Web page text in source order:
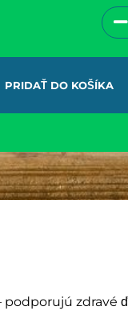
PRIDAŤ DO KOŠÍKA
zdravé